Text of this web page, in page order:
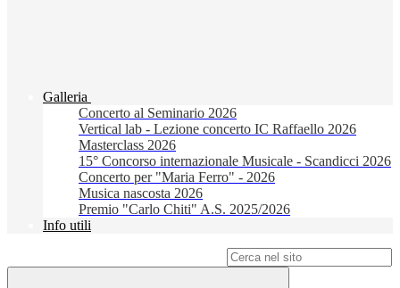
Galleria
Concerto al Seminario 2026
Vertical lab - Lezione concerto IC Raffaello 2026
Masterclass 2026
15° Concorso internazionale Musicale - Scandicci 2026
Concerto per "Maria Ferro" - 2026
Musica nascosta 2026
Premio "Carlo Chiti" A.S. 2025/2026
Info utili